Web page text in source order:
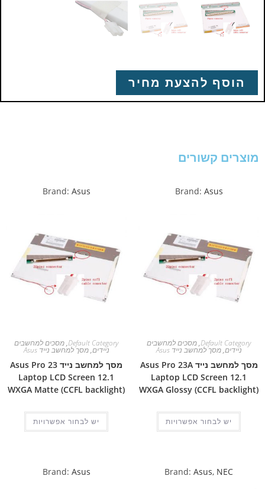
הוסף להצעת מחיר
מוצרים קשורים
Brand: Asus
Default Category
,מסכים למחשבים
ניידים,מסך למחשב נייד Asus
מסך למחשב נייד Asus Pro 23A
Laptop LCD Screen 12.1
WXGA Glossy (CCFL backlight)
יש לבחור אפשרויות
Brand: Asus
Default Category
,מסכים למחשבים
ניידים,מסך למחשב נייד Asus
מסך למחשב נייד Asus Pro 23
Laptop LCD Screen 12.1
WXGA Matte (CCFL backlight)
יש לבחור אפשרויות
Brand: Asus, NEC
Brand: Asus